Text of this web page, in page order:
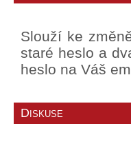
Slouží ke
staré heslo a
heslo na Váš
Diskuse